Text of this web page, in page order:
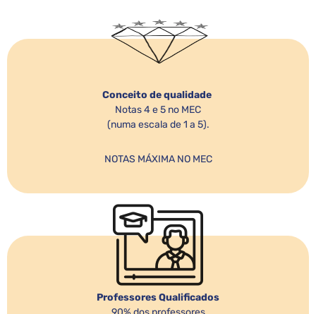
Conceito de qualidade
Notas 4 e 5 no MEC
(numa escala de 1 a 5).
NOTAS MÁXIMA NO MEC
Professores Qualificados